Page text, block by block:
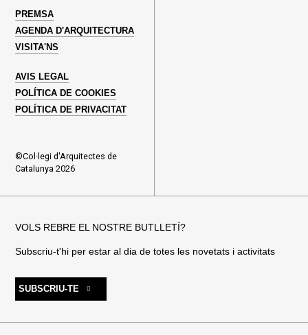
PREMSA
AGENDA D'ARQUITECTURA
VISITA'NS
AVIS LEGAL
POLÍTICA DE COOKIES
POLÍTICA DE PRIVACITAT
©Col·legi d'Arquitectes de
Catalunya 2026
VOLS REBRE EL NOSTRE BUTLLETÍ?
Subscriu-t'hi per estar al dia de totes les novetats i activitats
SUBSCRIU-TE